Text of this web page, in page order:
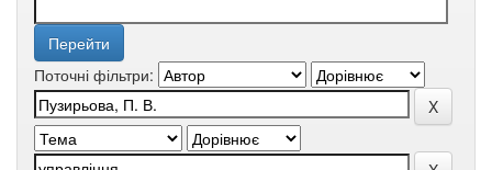
Поточні фільтри: